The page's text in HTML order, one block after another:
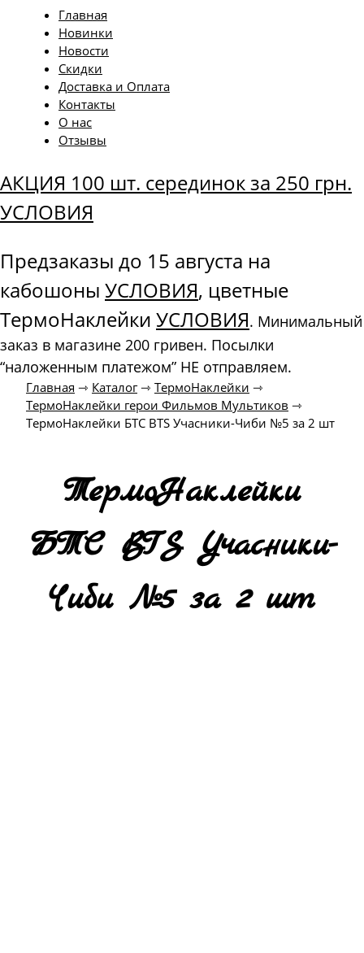
Главная
Новинки
Новости
Скидки
Доставка и Оплата
Контакты
О нас
Отзывы
АКЦИЯ 100 шт. серединок за 250 грн.
УСЛОВИЯ
Предзаказы до 15 августа на
кабошоны УСЛОВИЯ, цветные
ТермоНаклейки УСЛОВИЯ. Минимальный
заказ в магазине 200 гривен. Посылки
“наложенным платежом” НЕ отправляем.
Главная ⇾ Каталог⇾ ТермоНаклейки ⇾
ТермоНаклейки герои Фильмов Мультиков ⇾
ТермоНаклейки БТС BTS Учасники-Чиби №5 за 2 шт
ТермоНаклейки
БТС BTS Учасники-
Чиби №5 за 2 шт